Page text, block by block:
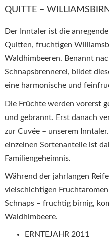
QUITTE –
Der Inntaler ist die
Quitten, fruchtigen
Waldhimbeeren. Benannt
Schnapsbrennerei, bildet
eine harmonische und
Die Früchte werden vorerst
und gebrannt. Erst danach
zur Cuvée – unserem
einzelnen Sortenanteile ist
Familiengeheimnis.
Während der jahrlangen
vielschichtigen
Schnaps – fruchtig birnig,
Waldhimbeere.
ERNTEJAHR 2011